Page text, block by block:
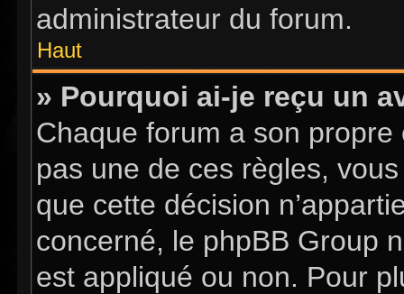
administrateur du forum.
Haut
» Pourquoi ai-je reçu un
Chaque forum a son
pas une de ces règles,
que cette décision
concerné, le phpBB Group
est appliqué ou non. Pour